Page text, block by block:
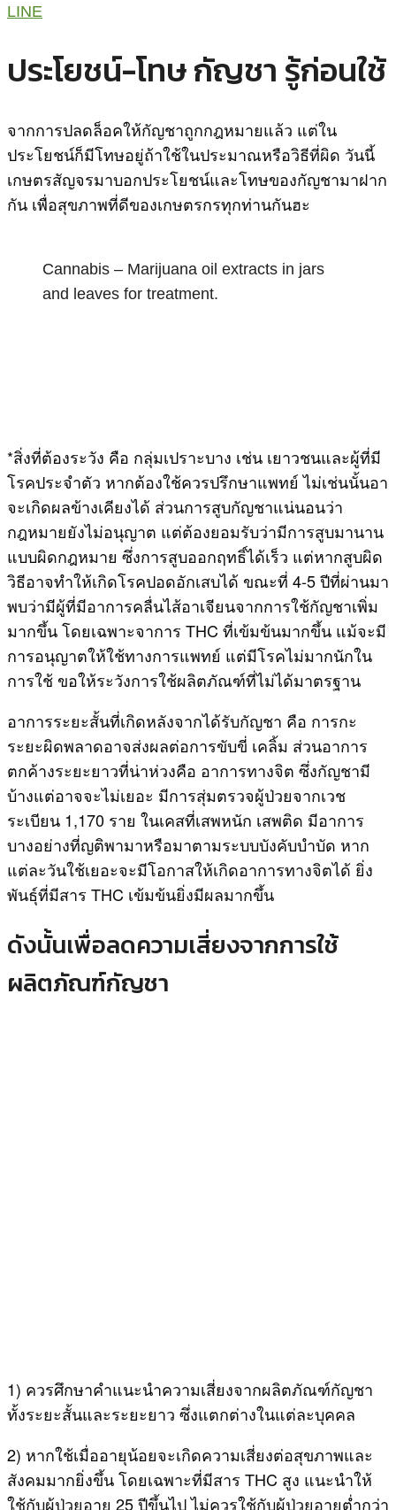
LINE
ประโยชน์-โทษ กัญชา รู้ก่อนใช้
จากการปลดล็อคให้กัญชาถูกกฎหมายแล้ว แต่ใน
ประโยชน์ก็มีโทษอยู่ถ้าใช้ในประมาณหรือวิธีที่ผิด วันนี้
เกษตรสัญจรมาบอกประโยชน์และโทษของกัญชามาฝาก
กัน เพื่อสุขภาพที่ดีของเกษตรกรทุกท่านกันฮะ
Cannabis – Marijuana oil extracts in jars
and leaves for treatment.
*สิ่งที่ต้องระวัง คือ กลุ่มเปราะบาง เช่น เยาวชนและผู้ที่มี
โรคประจำตัว หากต้องใช้ควรปรึกษาแพทย์ ไม่เช่นนั้นอา
จะเกิดผลข้างเคียงได้ ส่วนการสูบกัญชาแน่นอนว่า
กฎหมายยังไม่อนุญาต แต่ต้องยอมรับว่ามีการสูบมานาน
แบบผิดกฎหมาย ซึ่งการสูบออกฤทธิ์ได้เร็ว แต่หากสูบผิด
วิธีอาจทำให้เกิดโรคปอดอักเสบได้ ขณะที่ 4-5 ปีที่ผ่านมา
พบว่ามีผู้ที่มีอาการคลื่นไส้อาเจียนจากการใช้กัญชาเพิ่ม
มากขึ้น โดยเฉพาะจาการ THC ที่เข้มข้นมากขึ้น แม้จะมี
การอนุญาตให้ใช้ทางการแพทย์ แต่มีโรคไม่มากนักใน
การใช้ ขอให้ระวังการใช้ผลิตภัณฑ์ที่ไม่ได้มาตรฐาน
อาการระยะสั้นที่เกิดหลังจากได้รับกัญชา คือ การกะ
ระยะผิดพลาดอาจส่งผลต่อการขับขี่ เคลิ้ม ส่วนอาการ
ตกค้างระยะยาวที่น่าห่วงคือ อาการทางจิต ซึ่งกัญชามี
บ้างแต่อาจจะไม่เยอะ มีการสุ่มตรวจผู้ป่วยจากเวช
ระเบียน 1,170 ราย ในเคสที่เสพหนัก เสพติด มีอาการ
บางอย่างที่ญติพามาหรือมาตามระบบบังคับบำบัด หาก
แต่ละวันใช้เยอะจะมีโอกาสให้เกิดอาการทางจิตได้ ยิ่ง
พันธุ์ที่มีสาร THC เข้มข้นยิ่งมีผลมากขึ้น
ดังนั้นเพื่อลดความเสี่ยงจากการใช้
ผลิตภัณฑ์กัญชา
1) ควรศึกษาคำแนะนำความเสี่ยงจากผลิตภัณฑ์กัญชา
ทั้งระยะสั้นและระยะยาว ซึ่งแตกต่างในแต่ละบุคคล
2) หากใช้เมื่ออายุน้อยจะเกิดความเสี่ยงต่อสุขภาพและ
สังคมมากยิ่งขึ้น โดยเฉพาะที่มีสาร THC สูง แนะนำให้
ใช้กับผู้ป่วยอายุ 25 ปีขึ้นไป ไม่ควรใช้กับผู้ป่วยอายุต่ำกว่า